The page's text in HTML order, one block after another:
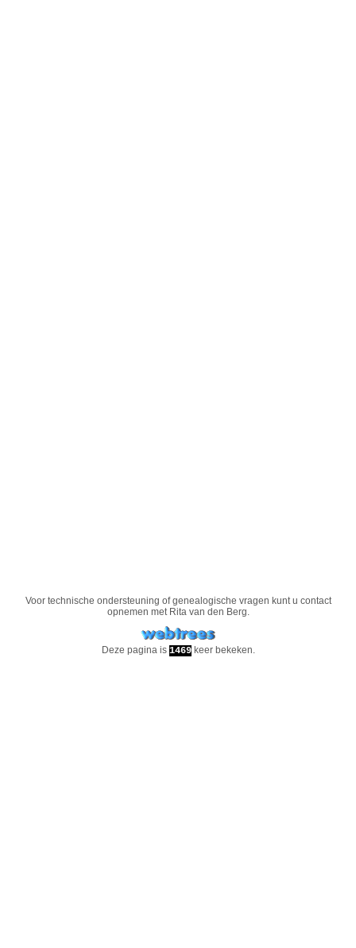
Voor technische ondersteuning of genealogische vragen kunt u contact
opnemen met Rita van den Berg.
Deze pagina is 1469keer bekeken.